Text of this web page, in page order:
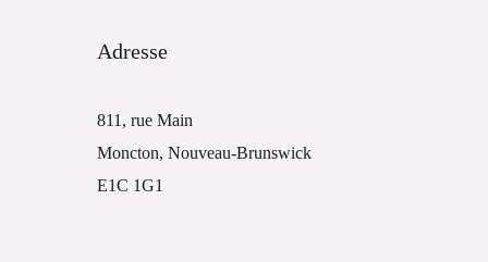
Adresse
811, rue Main
Moncton, Nouveau-Brunswick
E1C 1G1